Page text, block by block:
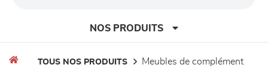
NOS PRODUITS
TOUS NOS PRODUITS
meubles de complément